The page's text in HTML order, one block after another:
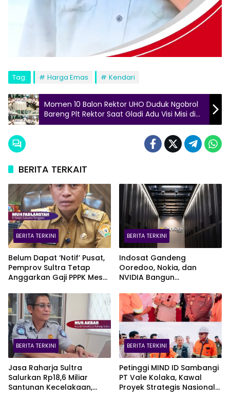
Tag: Harga Emas Kendari
Momen 10 Balon Rektor UHO Duduk Ngobrol
Bareng Plt Rektor Saat Gladi Adu Visi Misi di
Aula Mokodompit
BERITA TERKAIT
BERITA TERKINI
Belum Dapat ‘Notif’ Pusat,
Pemprov Sultra Tetap
Anggarkan Gaji PPPK Meski
BERITA TERKINI
Indosat Gandeng
Ooredoo, Nokia, dan
NVIDIA Bangun
Asia Tenggara Lewat
Zankore
BERITA TERKINI
Jasa Raharja Sultra
Salurkan Rp18,6 Miliar
Santunan Kecelakaan,
BERITA TERKINI
Petinggi MIND ID Sambangi
PT Vale Kolaka, Kawal
Proyek Strategis Nasional